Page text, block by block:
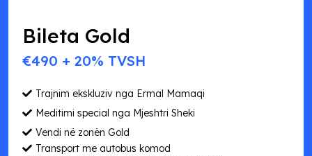
Bileta Gold
€490 + 20% TVSH
Trajnim ekskluziv nga Ermal Mamaqi
Meditimi special nga Mjeshtri Sheki
Vendi në zonën Gold
Transport me autobus komod